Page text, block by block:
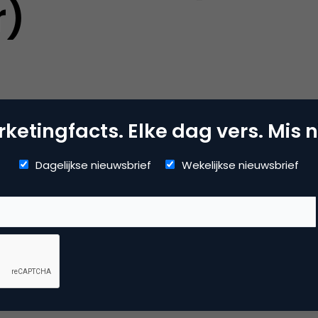
Amsterdam
Amsterdam
Elke dag vers. Mis
Dagelijkse nieuwsbrief Wekelijkse nieuwsbrief